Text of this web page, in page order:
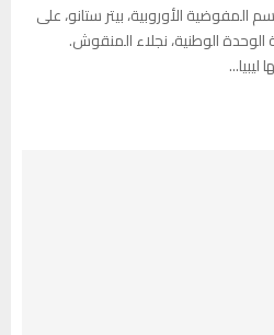
الأوروبية، بيتر ستانو، على
الوحدة الوطنية، نجلاء المنقوش.